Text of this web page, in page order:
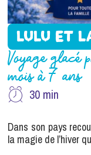
LULU ET
Voyage
mois à 7 ans
30 min
Dans son pays
la magie de l’hiver